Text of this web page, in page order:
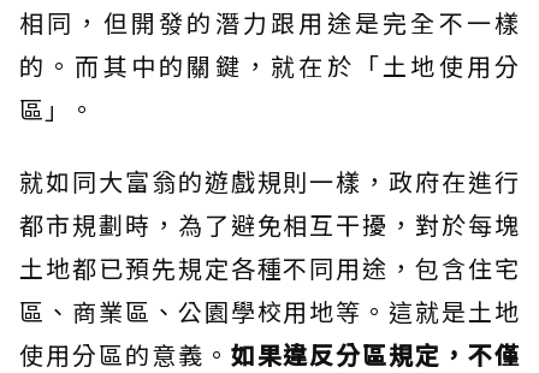
相同，但開發的潛力跟用途是完全不一樣
的。而其中的關鍵，就在於「土地使用分
區」。
就如同大富翁的遊戲規則一樣，政府在進行
都市規劃時，為了避免相互干擾，對於每塊
土地都已預先規定各種不同用途，包含住宅
區、商業區、公園學校用地等。這就是土地
使用分區的意義。 如果違反分區規定，不僅